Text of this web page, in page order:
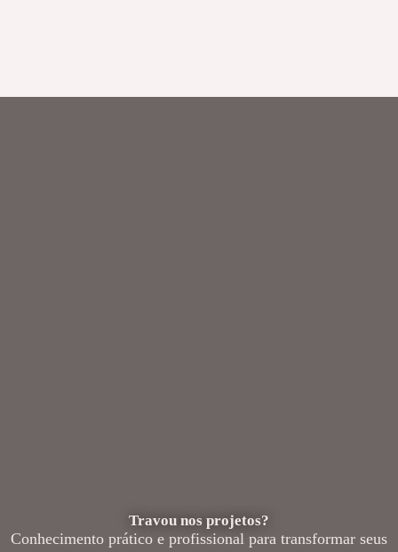
Travou nos projetos?
Conhecimento prático e profissional para transformar seus